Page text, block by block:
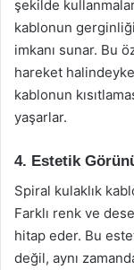
şekilde
kablonun
imkanı sunar. Bu
hareket
kablonun
yaşarlar.
4. Estetik
Spiral kulaklık
Farklı renk ve
hitap eder. Bu
değil, aynı